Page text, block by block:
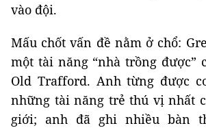
vào đội.
Mấu chốt vấn đề nằm ở chổ:
một tài năng “nhà trồng được”
Old Trafford. Anh từng được
những tài năng trẻ thú vị nhất
giới; anh đã ghi nhiều bàn